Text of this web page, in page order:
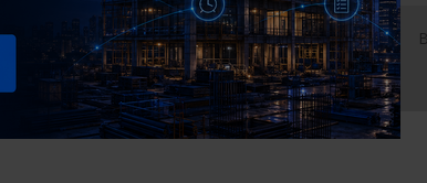
ecológico mediante el Certificado de Calidad